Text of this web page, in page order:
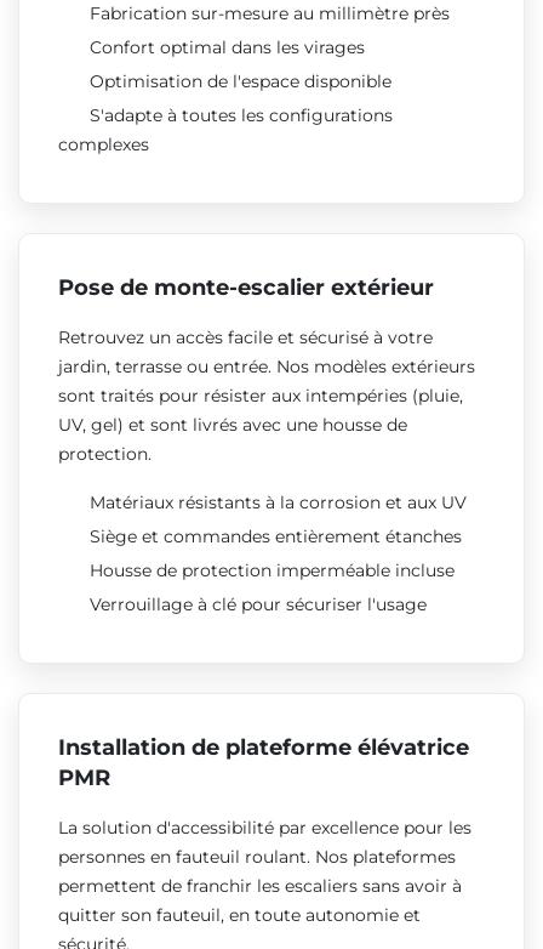
Fabrication sur-mesure au millimètre près
Confort optimal dans les virages
Optimisation de l'espace disponible
S'adapte à toutes les configurations
complexes
Pose de monte-escalier extérieur
Retrouvez un accès facile et sécurisé à votre
jardin, terrasse ou entrée. Nos modèles extérieurs
sont traités pour résister aux intempéries (pluie,
UV, gel) et sont livrés avec une housse de
protection.
Matériaux résistants à la corrosion et aux UV
Siège et commandes entièrement étanches
Housse de protection imperméable incluse
Verrouillage à clé pour sécuriser l'usage
Installation de plateforme élévatrice
PMR
La solution d'accessibilité par excellence pour les
personnes en fauteuil roulant. Nos plateformes
permettent de franchir les escaliers sans avoir à
quitter son fauteuil, en toute autonomie et
sécurité.